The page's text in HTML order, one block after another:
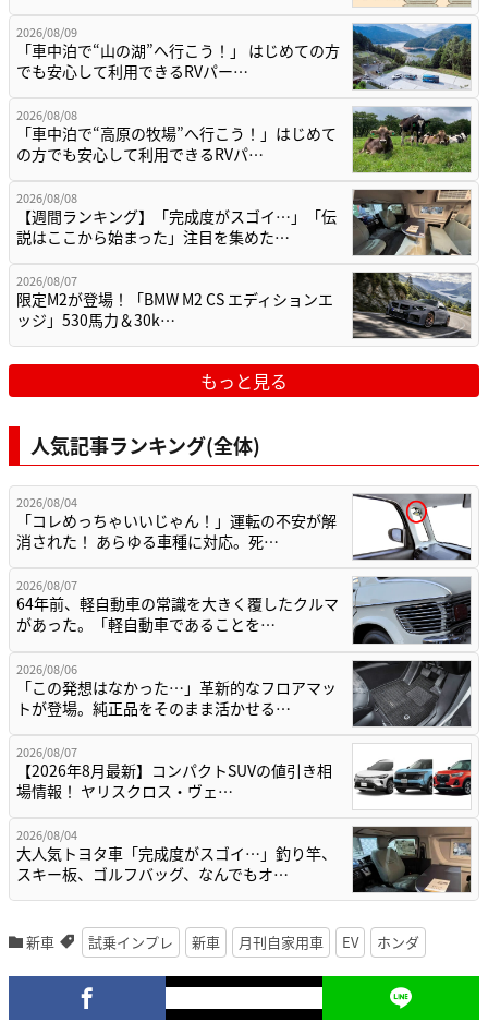
2026/08/09
「車中泊で“山の湖”へ行こう！」 はじめての方
でも安心して利用できるRVパー…
2026/08/08
「車中泊で“高原の牧場”へ行こう！」はじめて
の方でも安心して利用できるRVパ…
2026/08/08
【週間ランキング】「完成度がスゴイ…」「伝
説はここから始まった」注目を集めた…
2026/08/07
限定M2が登場！「BMW M2 CS エディションエ
ッジ」530馬力＆30k…
もっと見る
人気記事ランキング(全体)
2026/08/04
「コレめっちゃいいじゃん！」運転の不安が解
消された！ あらゆる車種に対応。死…
2026/08/07
64年前、軽自動車の常識を大きく覆したクルマ
があった。「軽自動車であることを…
2026/08/06
「この発想はなかった…」革新的なフロアマッ
トが登場。純正品をそのまま活かせる…
2026/08/07
【2026年8月最新】コンパクトSUVの値引き相
場情報！ ヤリスクロス・ヴェ…
2026/08/04
大人気トヨタ車「完成度がスゴイ…」釣り竿、
スキー板、ゴルフバッグ、なんでもオ…
新車 試乗インプレ 新車 月刊自家用車 EV ホンダ